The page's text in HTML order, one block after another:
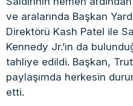
ve aralarında Başkan
Direktörü Kash Patel ile
Kennedy Jr.’ın da
tahliye edildi. Başkan,
paylaşımda herkesin
etti.